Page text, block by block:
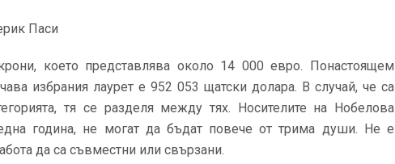
Паси
което представлява около 14 000 евро. Понастоящем
избрания лаурет е 952 053 щатски долара. В случай, че са
тя се разделя между тях. Носителите на Нобелова
година, не могат да бъдат повече от трима души. Не е
да са съвместни или свързани.